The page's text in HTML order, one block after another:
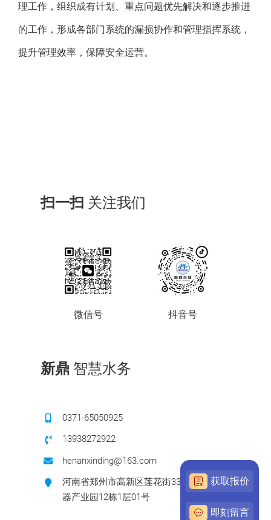
理工作，组织成有计划、重点问题优先解决和逐步推进
的工作，形成各部门系统的漏损协作和管理指挥系统，
提升管理效率，保障安全运营。
扫一扫 关注我们
微信号 抖音号
新鼎 智慧水务
0371-65050925
13938272922
henanxinding@163.com
河南省郑州市高新区莲花街338号电子电
器产业园12栋1层01号
获取报价
即刻留言